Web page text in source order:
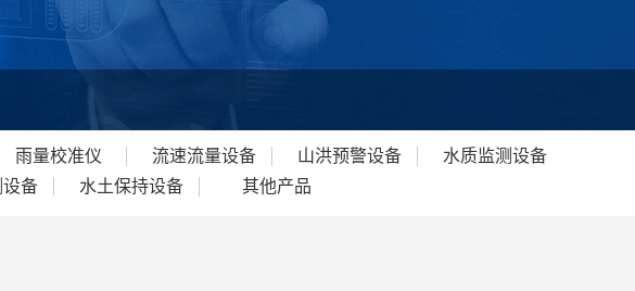
雨量校准仪 流速流量设备 山洪预警设备
水质监测设备
备 水土保持设备 其他产品